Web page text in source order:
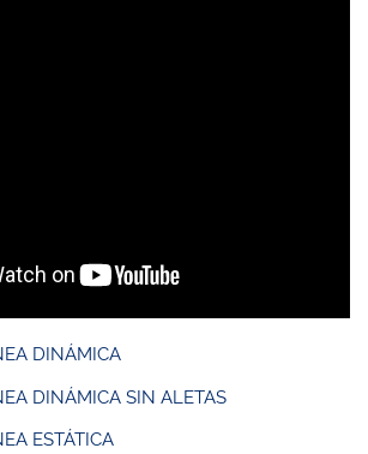
DINÁMICA
DINÁMICA SIN ALETAS
ESTÁTICA